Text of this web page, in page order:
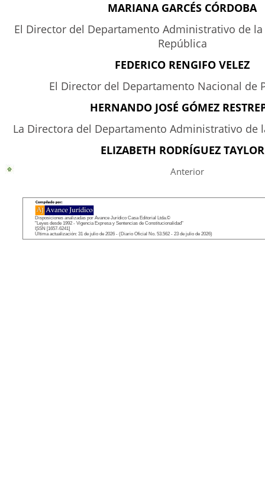
MARIANA GARCÉS CÓRDOBA
El Director del Departamento Administrativo de
República
FEDERICO RENGIFO VELEZ
El Director del Departamento Nacional de
HERNANDO JOSÉ GÓMEZ
La Directora del Departamento Administrativo de
ELIZABETH RODRÍGUEZ TAYLOR
Anterior
Disposiciones analizadas por Avance Jurídico Casa Editorial Ltda.©
"Leyes desde 1992 - Vigencia Expresa y Sentencias de Constitucionalidad"
ISSN [1657-6241]
Última actualización: 31 de julio de 2026 - (Diario Oficial No. 53.562 - 23 de julio de 2026)